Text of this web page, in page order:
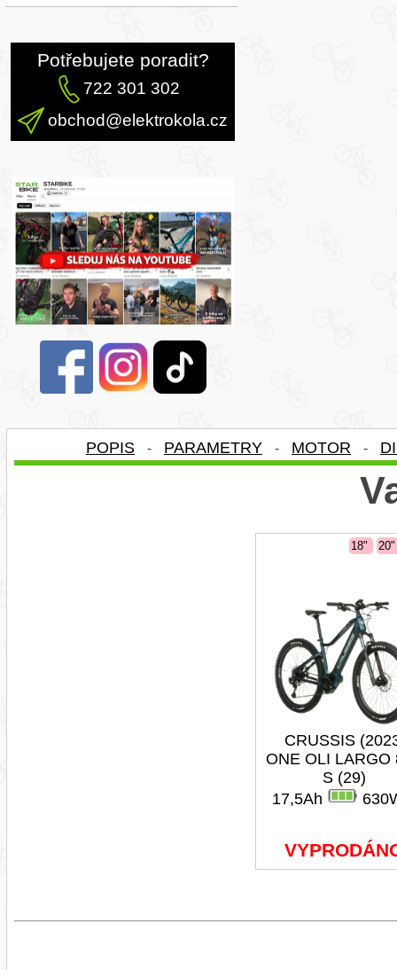
Potřebujete poradit?
722 301 302
obchod@elektrokola.cz
POPIS - PARAMETRY - MOTOR -
18"
CRUSSIS
ONE OLI LARGO
S (29)
17,5Ah